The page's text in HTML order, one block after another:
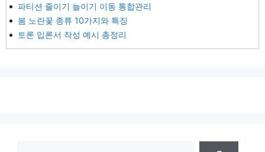
파티션 줄이기 늘이기 이동 통합관리
봄 노란꽃 종류 10가지와 특징
토론 입론서 작성 예시 총정리